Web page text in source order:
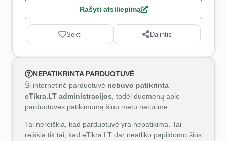
Rašyti atsiliepimą
Sekti Dalintis
NEPATIKRINTA PARDUOTUVĖ
Ši internetinė parduotuvė nebuvo patikrinta
eTikra.LT administracijos , todėl duomenų apie
parduotuvės patikimumą šiuo metu neturime.
Tai nereiškia, kad parduotuvė yra nepatikima. Tai
reiškia tik tai, kad eTikra.LT dar neatliko papildomo šios